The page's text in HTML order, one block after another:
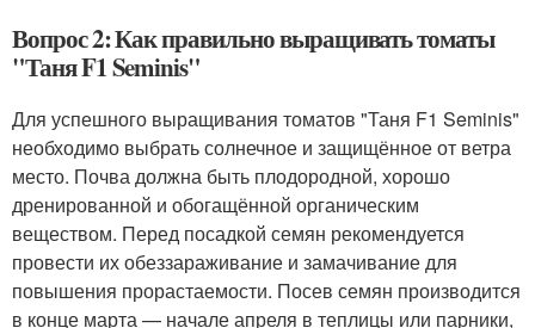
Вопрос 2: Как правильно выращивать томаты
"Таня F1 Seminis"
Для успешного выращивания томатов "Таня F1 Seminis"
необходимо выбрать солнечное и защищённое от ветра
место. Почва должна быть плодородной, хорошо
дренированной и обогащённой органическим
веществом. Перед посадкой семян рекомендуется
провести их обеззараживание и замачивание для
повышения прорастаемости. Посев семян производится
в конце марта — начале апреля в теплицы или парники,